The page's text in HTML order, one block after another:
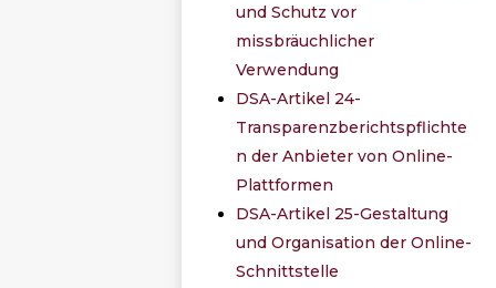
und Schutz vor
missbräuchlicher
Verwendung
DSA-Artikel 24-
Transparenzberichtspflichte
n der Anbieter von Online-
Plattformen
DSA-Artikel 25-Gestaltung
und Organisation der Online-
Schnittstelle